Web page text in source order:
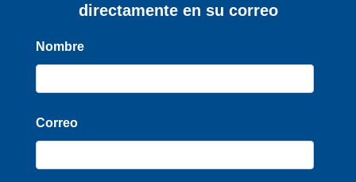
directamente en su correo
Nombre
Correo